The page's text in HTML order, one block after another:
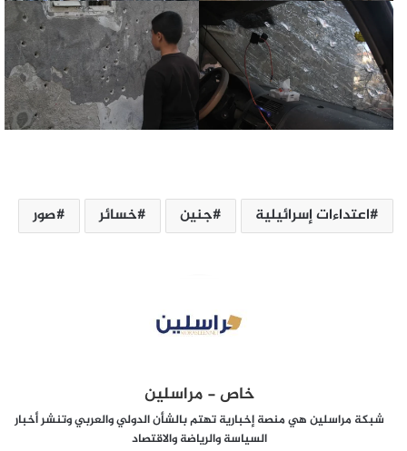
اعتداءات إسرائيلية جنين خسائر صور
خاص - مراسلين
شبكة مراسلين هي منصة إخبارية تهتم بالشأن الدولي والعربي وتنشر أخبار
السياسة والرياضة والاقتصاد